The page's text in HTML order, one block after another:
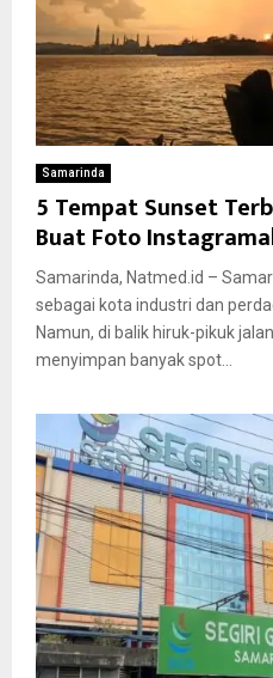
Samarinda
5 Tempat Sunset
Buat Foto
Samarinda, Natmed.id –
sebagai kota industri dan
Namun, di balik hiruk-pikuk
menyimpan banyak spot...